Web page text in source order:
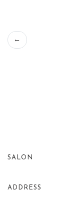
←
SALON
ADDRESS